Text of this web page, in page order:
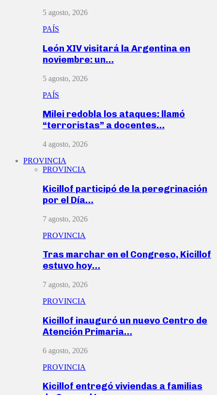
5 agosto, 2026
PAÍS
León XIV visitará la Argentina en
noviembre: un…
5 agosto, 2026
PAÍS
Milei redobla los ataques: llamó
“terroristas” a docentes…
4 agosto, 2026
PROVINCIA
PROVINCIA
Kicillof participó de la peregrinación
por el Día…
7 agosto, 2026
PROVINCIA
Tras marchar en el Congreso, Kicillof
estuvo hoy…
7 agosto, 2026
PROVINCIA
Kicillof inauguró un nuevo Centro de
Atención Primaria…
6 agosto, 2026
PROVINCIA
Kicillof entregó viviendas a familias